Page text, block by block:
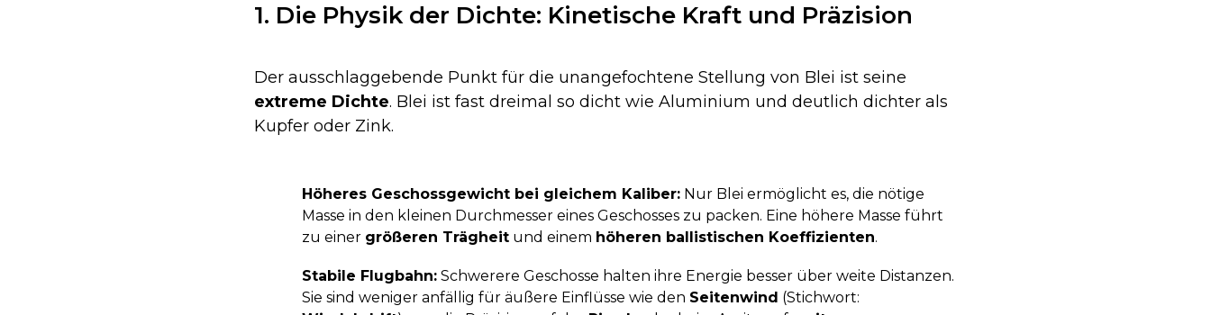
1. Die Physik der Dichte: Kinetische Kraft und Präzision
Der ausschlaggebende Punkt für die unangefochtene Stellung von Blei ist seine
extreme Dichte. Blei ist fast dreimal so dicht wie Aluminium und deutlich dichter als
Kupfer oder Zink.
Höheres Geschossgewicht bei gleichem Kaliber: Nur Blei ermöglicht es, die nötige
Masse in den kleinen Durchmesser eines Geschosses zu packen. Eine höhere Masse führt
zu einer größeren Trägheit und einem höheren ballistischen Koeffizienten.
Stabile Flugbahn: Schwerere Geschosse halten ihre Energie besser über weite Distanzen.
Sie sind weniger anfällig für äußere Einflüsse wie den Seitenwind (Stichwort: